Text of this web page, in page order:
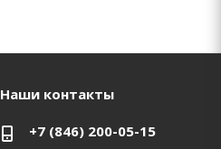
Наши контакты
+7 (846) 200-05-15